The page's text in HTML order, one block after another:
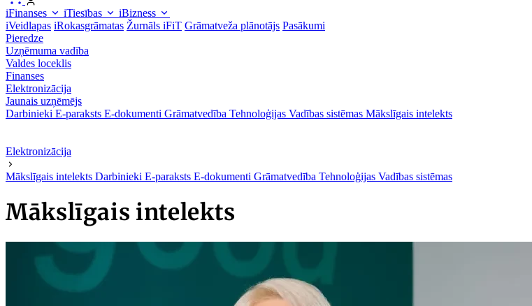
iFinanses iTiesības
iBizness
iVeidlapas iRokasgrāmatas Žurnāls iFiT Grāmatveža plānotājs Pasākumi
Pieredze
Uzņēmuma vadība
Valdes loceklis
Finanses
Elektronizācija
Jaunais uzņēmējs
Darbinieki E-paraksts E-dokumenti Grāmatvedība Tehnoloģijas Vadības sistēmas Mākslīgais intelekts
Elektronizācija
Mākslīgais intelekts Darbinieki E-paraksts E-dokumenti Grāmatvedība Tehnoloģijas Vadības sistēmas
Mākslīgais intelekts